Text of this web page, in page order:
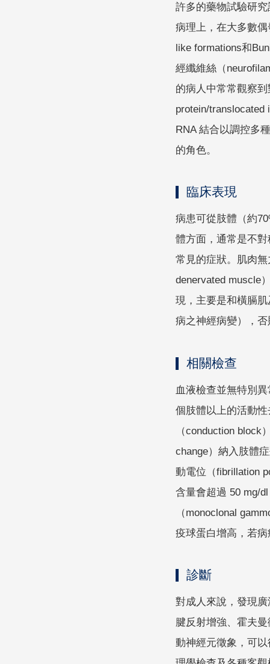
許多的藥物試驗研究
病理上，在大多數
like formations和
經纖維絲（
的病人中常常觀察
protein/translocated
RNA 結合以調控多
的角色。
臨床表現
病患可從肢體（約
體方面，通常是不
常見的症狀。肌肉
denervated muscle
現，主要是和橫膈
病之神經病變），否
相關檢查
血液檢查並無特別
個肢體以上的活動
（conduction
change）納入肢體
動電位（fibrillation
含量會超過 50 mg/
（monoclonal
疫球蛋白增高，若
診斷
對成人來說，發現
腱反射增強、霍夫
動神經元徵象，可